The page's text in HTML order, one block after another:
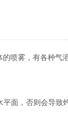
的喷雾，有各种气
，否则会导致